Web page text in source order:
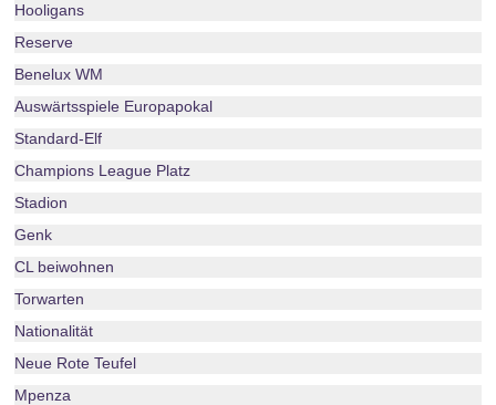
Hooligans
Reserve
Benelux WM
Auswärtsspiele Europapokal
Standard-Elf
Champions League Platz
Stadion
Genk
CL beiwohnen
Torwarten
Nationalität
Neue Rote Teufel
Mpenza